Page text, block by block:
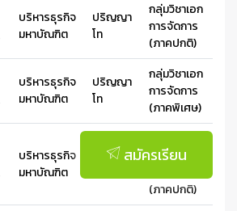
บริหารธุรกิจ
มหาบัณฑิต
ปริญญา
โท
กลุ่มวิชาเอก
การจัดการ
(ภาคปกติ)
บริหารธุรกิจ
มหาบัณฑิต
ปริญญา
โท
กลุ่มวิชาเอก
การจัดการ
(ภาคพิเศษ)
บริหารธุรกิจ
มหาบัณฑิต
ปริญญา
การบัญชี
(ภาคปกติ)
สมัครเรียน